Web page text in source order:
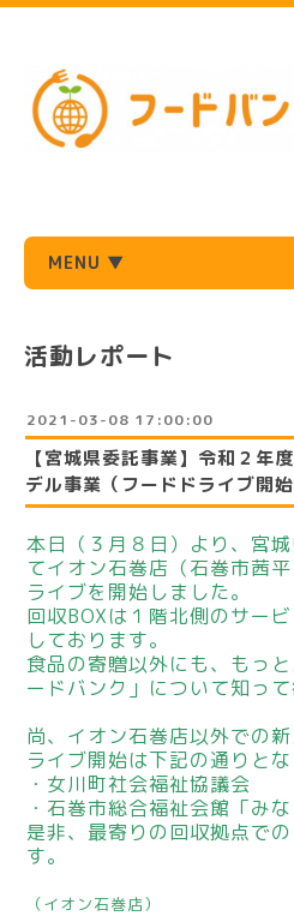
MENU ▼
活動レポート
2021-03-08 17:00:00
【宮城県委託事業】令和２年
デル事業（フードドライブ開始
本日（３月８日）より、宮
てイオン石巻店（石巻市茜
ライブを開始しました。
回収BOXは１階北側のサー
しております。
食品の寄贈以外にも、もっ
ードバンク」について知って
尚、イオン石巻店以外での
ライブ開始は下記の通りとな
・女川町社会福祉協議会
・石巻市総合福祉会館「みな
是非、最寄りの回収拠点で
す。
（イオン石巻店）